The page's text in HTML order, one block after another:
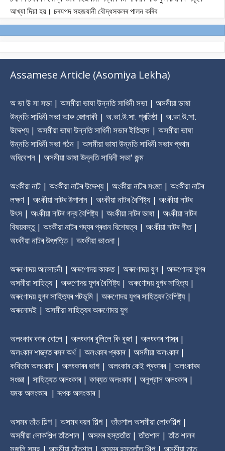
আখ্যা দিয়া হয়। চৰযপদ সহজযানী বৌদ্ধসকলৰ পালন কৰিব
Assamese Article (Asomiya Lekha)
অ ভা উ সা সভা | অসমীয়া ভাষা উন্নতি সাধিনী সভা | অসমীয়া ভাষা
উন্নতি সাধিনী সভা আৰু জোনাকী | অ.ভা.উ.সা. প্ৰতিষ্ঠা | অ.ভা.উ.সা.
উদ্দেশ্য | অসমীয়া ভাষা উন্নতি সাধিনী সভাৰ ‎ইতিহাস | অসমীয়া ভাষা
উন্নতি সাধিনী সভা গঠন | অসমীয়া ভাষা উন্নতি সাধিনী সভাৰ প্ৰথম
অধিবেশন | অসমীয়া ভাষা উন্নতি সাধিনী সভা' জন্ম
অংকীয়া নাট | অংকীয়া নাটৰ উদ্দেশ্য | অংকীয়া নাটৰ সংজ্ঞা | অংকীয়া নাটৰ
লক্ষণ | অংকীয়া নাটৰ উপাদান | অংকীয়া নাটৰ বৈশিষ্ট্য | অংকীয়া নাটৰ
উৎস | অংকীয়া নাটৰ গদ্য বৈশিষ্ট্য | অংকীয়া নাটৰ ভাষা | অংকীয়া নাটৰ
বিষয়বস্তু | অংকীয়া নাটৰ গদ্যৰ প্ৰধান বিশেষত্ব | অংকীয়া নাটৰ গীত |
অংকীয়া নাটৰ উৎপত্তি | অংকীয়া ভাওনা |
অৰুণোদয় আলোচনী | অৰুণোদয় কাকত | অৰুণোদয় যুগ | অৰুণোদয় যুগৰ
অসমীয়া সাহিত্য | অৰুণোদয় যুগৰ বৈশিষ্ট্য | অৰুণোদয় যুগৰ সাহিত্য |
অৰুণোদয় যুগৰ সাহিত্যৰ পটভূমি | অৰুণোদয় যুগৰ সাহিত্যৰ বৈশিষ্ট্য |
অৰুনোদই | অসমীয়া সাহিত্যৰ অৰুণোদয় যুগ
অলংকাৰ কাক বোলে | অলংকাৰ বুলিলে কি বুজা | অলংকাৰ শাস্ত্ৰ |
অলংকাৰ শাস্ত্ৰত ৰসৰ অৰ্থ | অলংকাৰ প্ৰকাৰ | অসমীয়া অলংকাৰ |
কবিতাৰ অলংকাৰ | অলংকাৰৰ ভাগ | অলংকাৰ কেই প্ৰকাৰৰ | অলংকাৰৰ
সংজ্ঞা | সাহিত্যত অলংকাৰ | কাব্যত অলংকাৰ | অনুপ্রাস অলংকাৰ |
যমক অলংকাৰ | ৰূপক অলংকাৰ |
অসমৰ তাঁত শিল্প | অসমৰ বয়ন শিল্প | তাঁতশাল অসমীয়া লোকশিল্প |
অসমীয়া লোকশিল্প তাঁতশাল | অসমৰ হস্ততাঁত | তাঁতশাল | তাঁত শালৰ
সজুলি সমূহ | অসমীয়া তাঁতশাল | অসমৰ হস্ততাঁত শিল্প | অসমীয়া তাত